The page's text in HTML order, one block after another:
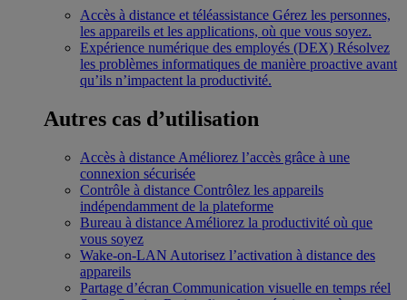
Accès à distance et téléassistance Gérez les personnes,
les appareils et les applications, où que vous soyez.
Expérience numérique des employés (DEX) Résolvez
les problèmes informatiques de manière proactive avant
qu’ils n’impactent la productivité.
Autres cas d’utilisation
Accès à distance Améliorez l’accès grâce à une
connexion sécurisée
Contrôle à distance Contrôlez les appareils
indépendamment de la plateforme
Bureau à distance Améliorez la productivité où que
vous soyez
Wake-on-LAN Autorisez l’activation à distance des
appareils
Partage d’écran Communication visuelle en temps réel